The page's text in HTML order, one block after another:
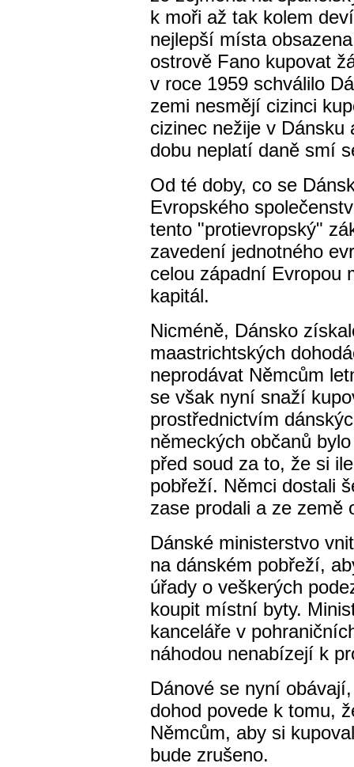
k moři až tak kolem
nejlepší místa
ostrově Fano kupovat
v roce 1959 schválilo
zemi nesmějí cizinci
cizinec nežije v Dánsku
dobu neplatí daně smí
Od té doby, co se
Evropského
tento "protievropský"
zavedení jednotného
celou západní Evropou
kapitál.
Nicméně, Dánsko
maastrichtských
neprodávat Němcům
se však nyní snaží
prostřednictvím
německých občanů
před soud za to, že si
pobřeží. Němci dostali
zase prodali a ze země
Dánské ministerstvo
na dánském pobřeží,
úřady o veškerých
koupit místní byty.
kanceláře v
náhodou nenabízejí k
Dánové se nyní
dohod povede k tomu,
Němcům, aby si
bude zrušeno.